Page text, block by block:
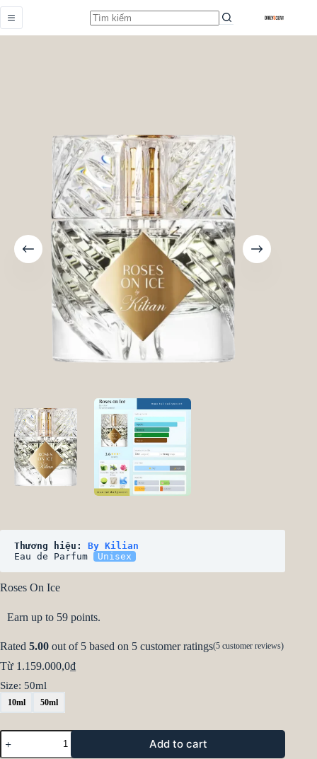
Thương hiệu: By Kilian
Eau de Parfum
Unisex
Roses On Ice
Earn up to 59 points.
Rated 5.00 out of 5 based on 5 customer ratings(5 customer reviews)
Từ 1.159.000,0₫
Size: 50ml
10ml 50ml
Add to cart